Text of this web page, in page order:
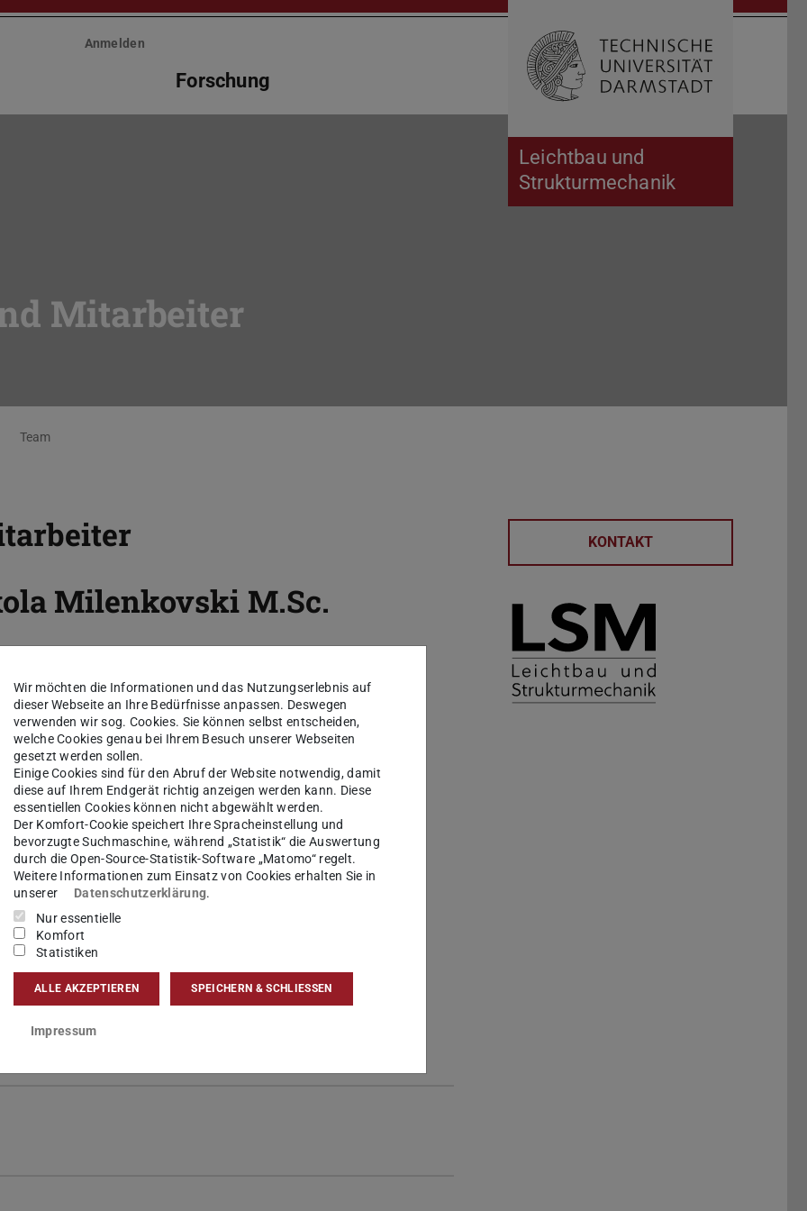
Leichtbau und
Strukturmechanik
Anmelden
Forschung Suche öffnen
Mitarbeiter
Team
Milenkovski M.Sc.
...
307
Straße 2
Darmstadt
sandwich structures with surface-
KONTAKT
Wir möchten die Informationen und das Nutzungserlebnis auf
dieser Webseite an Ihre Bedürfnisse anpassen. Deswegen
verwenden wir sog. Cookies. Sie können selbst entscheiden,
welche Cookies genau bei Ihrem Besuch unserer Webseiten
gesetzt werden sollen.
Einige Cookies sind für den Abruf der Website notwendig, damit
diese auf Ihrem Endgerät richtig anzeigen werden kann. Diese
essentiellen Cookies können nicht abgewählt werden.
Der Komfort-Cookie speichert Ihre Spracheinstellung und
bevorzugte Suchmaschine, während „Statistik“ die Auswertung
durch die Open-Source-Statistik-Software „Matomo“ regelt.
Weitere Informationen zum Einsatz von Cookies erhalten Sie in
unserer
Datenschutzerklärung.
Nur essentielle
Komfort
Statistiken
ALLE AKZEPTIEREN SPEICHERN & SCHLIESSEN
Impressum